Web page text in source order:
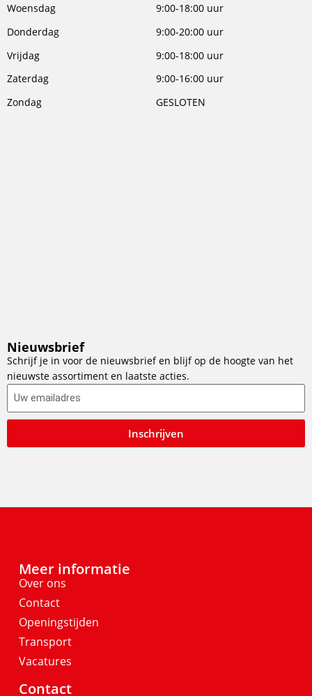
Woensdag
9:00-18:00 uur
Donderdag
9:00-20:00 uur
Vrijdag
9:00-18:00 uur
Zaterdag
9:00-16:00 uur
Zondag
GESLOTEN
Nieuwsbrief
Schrijf je in voor de nieuwsbrief en blijf op de hoogte van het
nieuwste assortiment en laatste acties.
Inschrijven
Meer informatie
Over ons
Contact
Openingstijden
Transport
Vacatures
Contact